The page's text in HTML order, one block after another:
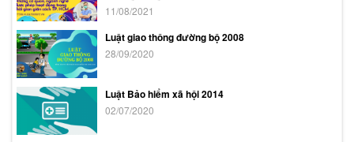
11/08/2021
Luật giao thông đường bộ 2008
28/09/2020
Luật Bảo hiểm xã hội 2014
02/07/2020